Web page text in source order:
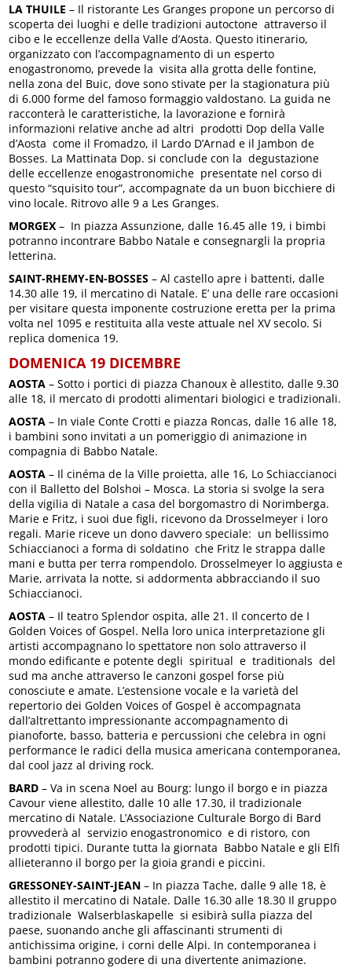
LA THUILE – Il ristorante Les Granges propone un percorso di
scoperta dei luoghi e delle tradizioni autoctone attraverso il
cibo e le eccellenze della Valle d’Aosta. Questo itinerario,
organizzato con l’accompagnamento di un esperto
enogastronomo, prevede la visita alla grotta delle fontine,
nella zona del Buic, dove sono stivate per la stagionatura più
di 6.000 forme del famoso formaggio valdostano. La guida ne
racconterà le caratteristiche, la lavorazione e fornirà
informazioni relative anche ad altri prodotti Dop della Valle
d’Aosta come il Fromadzo, il Lardo D’Arnad e il Jambon de
Bosses. La Mattinata Dop. si conclude con la degustazione
delle eccellenze enogastronomiche presentate nel corso di
questo “squisito tour”, accompagnate da un buon bicchiere di
vino locale. Ritrovo alle 9 a Les Granges.
MORGEX – In piazza Assunzione, dalle 16.45 alle 19, i bimbi
potranno incontrare Babbo Natale e consegnargli la propria
letterina.
SAINT-RHEMY-EN-BOSSES – Al castello apre i battenti, dalle
14.30 alle 19, il mercatino di Natale. E’ una delle rare occasioni
per visitare questa imponente costruzione eretta per la prima
volta nel 1095 e restituita alla veste attuale nel XV secolo. Si
replica domenica 19.
DOMENICA 19 DICEMBRE
AOSTA – Sotto i portici di piazza Chanoux è allestito, dalle 9.30
alle 18, il mercato di prodotti alimentari biologici e tradizionali.
AOSTA – In viale Conte Crotti e piazza Roncas, dalle 16 alle 18,
i bambini sono invitati a un pomeriggio di animazione in
compagnia di Babbo Natale.
AOSTA – Il cinéma de la Ville proietta, alle 16, Lo Schiaccianoci
con il Balletto del Bolshoi – Mosca. La storia si svolge la sera
della vigilia di Natale a casa del borgomastro di Norimberga.
Marie e Fritz, i suoi due figli, ricevono da Drosselmeyer i loro
regali. Marie riceve un dono davvero speciale: un bellissimo
Schiaccianoci a forma di soldatino che Fritz le strappa dalle
mani e butta per terra rompendolo. Drosselmeyer lo aggiusta e
Marie, arrivata la notte, si addormenta abbracciando il suo
Schiaccianoci.
AOSTA – Il teatro Splendor ospita, alle 21. Il concerto de I
Golden Voices of Gospel. Nella loro unica interpretazione gli
artisti accompagnano lo spettatore non solo attraverso il
mondo edificante e potente degli spiritual e traditionals del
sud ma anche attraverso le canzoni gospel forse più
conosciute e amate. L’estensione vocale e la varietà del
repertorio dei Golden Voices of Gospel è accompagnata
dall’altrettanto impressionante accompagnamento di
pianoforte, basso, batteria e percussioni che celebra in ogni
performance le radici della musica americana contemporanea,
dal cool jazz al driving rock.
BARD – Va in scena Noel au Bourg: lungo il borgo e in piazza
Cavour viene allestito, dalle 10 alle 17.30, il tradizionale
mercatino di Natale. L’Associazione Culturale Borgo di Bard
provvederà al servizio enogastronomico e di ristoro, con
prodotti tipici. Durante tutta la giornata Babbo Natale e gli Elfi
allieteranno il borgo per la gioia grandi e piccini.
GRESSONEY-SAINT-JEAN – In piazza Tache, dalle 9 alle 18, è
allestito il mercatino di Natale. Dalle 16.30 alle 18.30 Il gruppo
tradizionale Walserblaskapelle si esibirà sulla piazza del
paese, suonando anche gli affascinanti strumenti di
antichissima origine, i corni delle Alpi. In contemporanea i
bambini potranno godere di una divertente animazione.